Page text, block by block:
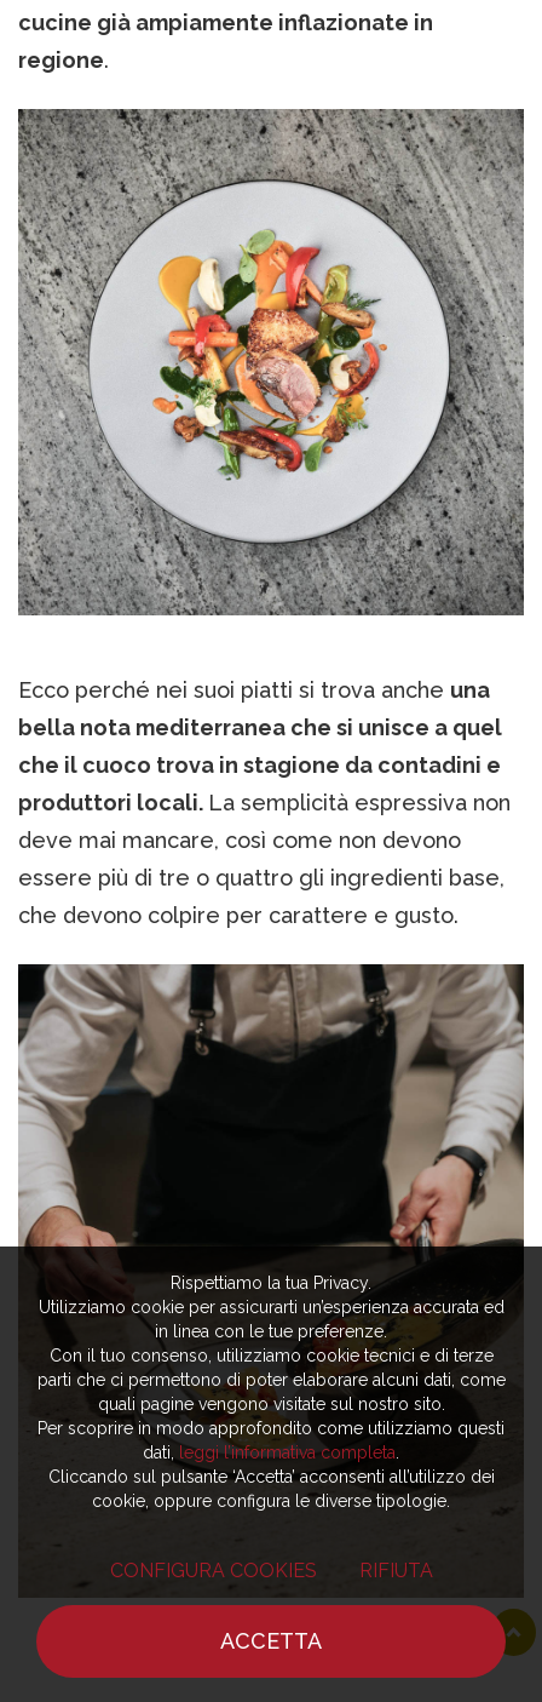
cucine già ampiamente inflazionate in
regione.
Ecco perché nei suoi piatti si trova anche una
bella nota mediterranea che si unisce a quel
che il cuoco trova in stagione da contadini e
produttori locali. La semplicità espressiva non
deve mai mancare, così come non devono
essere più di tre o quattro gli ingredienti base,
che devono colpire per carattere e gusto.
Rispettiamo la tua Privacy.
Utilizziamo cookie per assicurarti un’esperienza accurata ed
in linea con le tue preferenze.
Con il tuo consenso, utilizziamo cookie tecnici e di terze
parti che ci permettono di poter elaborare alcuni dati, come
quali pagine vengono visitate sul nostro sito.
Per scoprire in modo approfondito come utilizziamo questi
dati,
leggi l’informativa completa
Cliccando sul pulsante ‘Accetta’ acconsenti all’utilizzo dei
cookie, oppure configura le diverse tipologie.
CONFIGURA COOKIES RIFIUTA
ACCETTA